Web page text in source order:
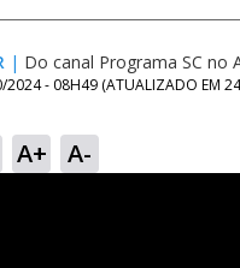
| Do canal Programa SC no
2024 - 08H49 (ATUALIZADO EM
A+ A-